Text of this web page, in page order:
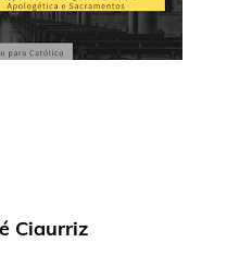
Ciaurriz